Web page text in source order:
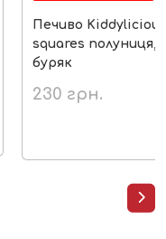
Печиво
squares полуниця,
буряк
230 грн.
